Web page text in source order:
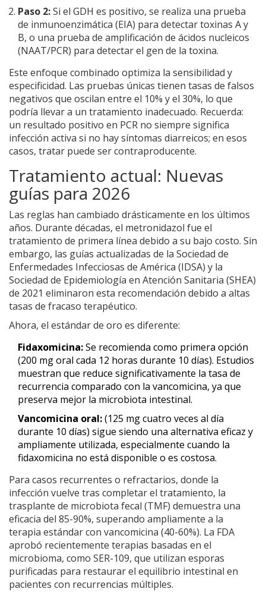
Paso 2:Si el GDH es positivo, se realiza una prueba
de inmunoenzimática (EIA) para detectar toxinas A y
B, o una prueba de amplificación de ácidos nucleicos
(NAAT/PCR) para detectar el gen de la toxina.
Este enfoque combinado optimiza la sensibilidad y
especificidad. Las pruebas únicas tienen tasas de falsos
negativos que oscilan entre el 10% y el 30%, lo que
podría llevar a un tratamiento inadecuado. Recuerda:
un resultado positivo en PCR no siempre significa
infección activa si no hay síntomas diarreicos; en esos
casos, tratar puede ser contraproducente.
Tratamiento actual: Nuevas
guías para 2026
Las reglas han cambiado drásticamente en los últimos
años. Durante décadas, el metronidazol fue el
tratamiento de primera línea debido a su bajo costo. Sin
embargo, las guías actualizadas de la Sociedad de
Enfermedades Infecciosas de América (IDSA) y la
Sociedad de Epidemiología en Atención Sanitaria (SHEA)
de 2021 eliminaron esta recomendación debido a altas
tasas de fracaso terapéutico.
Ahora, el estándar de oro es diferente:
Fidaxomicina:Se recomienda como primera opción
(200 mg oral cada 12 horas durante 10 días). Estudios
muestran que reduce significativamente la tasa de
recurrencia comparado con la vancomicina, ya que
preserva mejor la microbiota intestinal.
Vancomicina oral:(125 mg cuatro veces al día
durante 10 días) sigue siendo una alternativa eficaz y
ampliamente utilizada, especialmente cuando la
fidaxomicina no está disponible o es costosa.
Para casos recurrentes o refractarios, donde la
infección vuelve tras completar el tratamiento, la
trasplante de microbiota fecal (TMF) demuestra una
eficacia del 85-90%, superando ampliamente a la
terapia estándar con vancomicina (40-60%). La FDA
aprobó recientemente terapias basadas en el
microbioma, como SER-109, que utilizan esporas
purificadas para restaurar el equilibrio intestinal en
pacientes con recurrencias múltiples.